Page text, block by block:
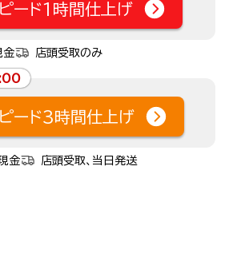
ード1時間仕上げ
金 店頭受取のみ
ード3時間仕上げ
金 店頭受取、当日発送